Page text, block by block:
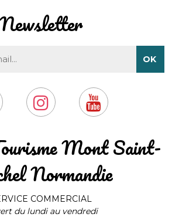
Mont Saint-
Normandie
COMMERCIAL
du lundi au vendredi
Newsletter